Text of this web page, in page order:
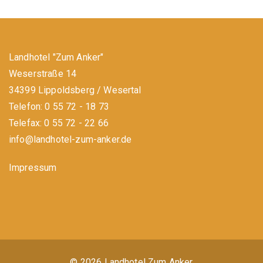
Landhotel "Zum Anker"
Weserstraße 14
34399 Lippoldsberg / Wesertal
Telefon: 0 55 72 - 18 73
Telefax: 0 55 72 - 22 66
info@landhotel-zum-anker.de
Impressum